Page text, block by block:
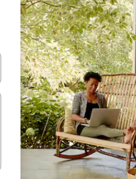
le haut et vers le bas pour les